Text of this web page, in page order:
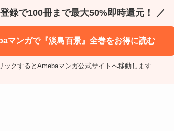
録で100冊まで最大50%即時還元！ ／
マンガで『淡島百景』全巻をお得に読む
ックするとAmebaマンガ公式サイトへ移動します